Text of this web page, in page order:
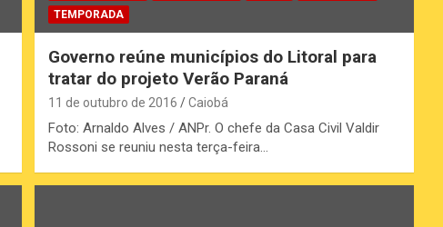
TEMPORADA
Governo reúne municípios do Litoral para
tratar do projeto Verão Paraná
11 de outubro de 2016 Caiobá
Foto: Arnaldo Alves / ANPr. O chefe da Casa Civil Valdir
Rossoni se reuniu nesta terça-feira…